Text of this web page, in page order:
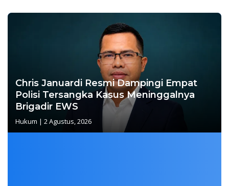
Chris Januardi Resmi Dampingi Empat
Polisi Tersangka Kasus Meninggalnya
Brigadir EWS
Hukum | 2 Agustus, 2026